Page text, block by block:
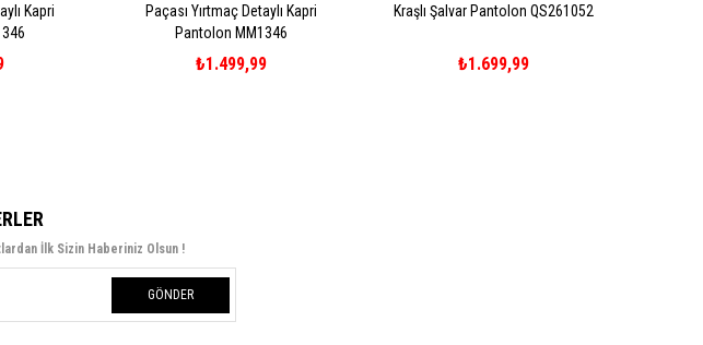
Kapri
Paçası Yırtmaç Detaylı Kapri
Pantolon MM1346
₺1.499,99
Kraşlı Şalvar Pantolon QS261052
₺1.699,99
İlk Sizin Haberiniz Olsun !
GÖNDER